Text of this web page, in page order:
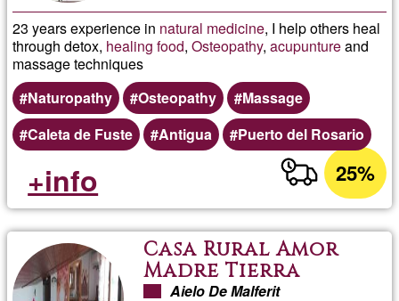
23 years experience in natural medicine, I help others heal
through detox, healing food,Osteopathy,acupuntureand
massage techniques
Naturopathy
Osteopathy
Massage
Caleta de Fuste
Antigua Puerto del Rosario
25%
+info
Casa Rural Amor
Madre Tierra
Aielo De Malferit